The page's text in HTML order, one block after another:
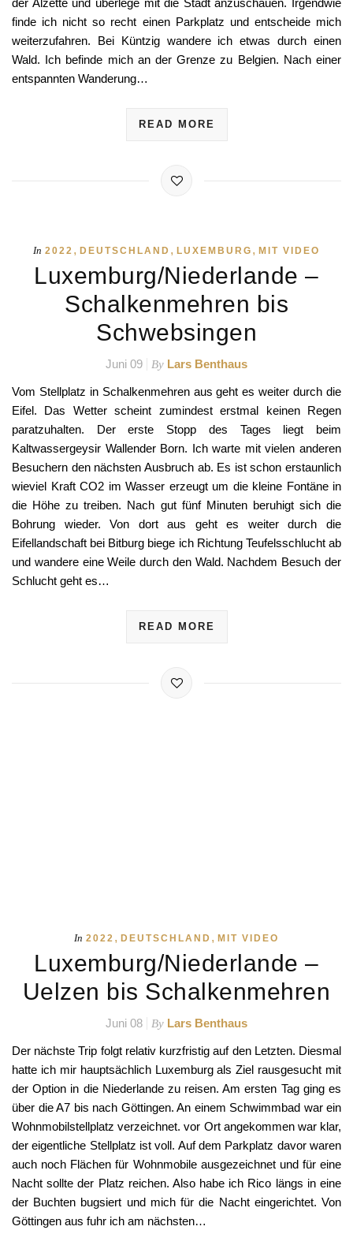
finde ich nicht so recht einen Parkplatz und entscheide mich
weiterzufahren. Bei Küntzig wandere ich etwas durch einen
Wald. Ich befinde mich an der Grenze zu Belgien. Nach einer
entspannten Wanderung…
READ MORE
In 2022 , DEUTSCHLAND , LUXEMBURG , MIT VIDEO
Luxemburg/Niederlande –
Schalkenmehren bis
Schwebsingen
Juni 09 By Lars Benthaus
Vom Stellplatz in Schalkenmehren aus geht es weiter durch die
Eifel. Das Wetter scheint zumindest erstmal keinen Regen
paratzuhalten. Der erste Stopp des Tages liegt beim
Kaltwassergeysir Wallender Born. Ich warte mit vielen anderen
Besuchern den nächsten Ausbruch ab. Es ist schon erstaunlich
wieviel Kraft CO2 im Wasser erzeugt um die kleine Fontäne in
die Höhe zu treiben. Nach gut fünf Minuten beruhigt sich die
Bohrung wieder. Von dort aus geht es weiter durch die
Eifellandschaft bei Bitburg biege ich Richtung Teufelsschlucht ab
und wandere eine Weile durch den Wald. Nachdem Besuch der
Schlucht geht es…
READ MORE
Wohnmobilstellplatz verzeichnet. vor Ort angekommen war klar,
der eigentliche Stellplatz ist voll. Auf dem Parkplatz davor waren
auch noch Flächen für Wohnmobile ausgezeichnet und für eine
Nacht sollte der Platz reichen. Also habe ich Rico längs in eine
der Buchten bugsiert und mich für die Nacht eingerichtet. Von